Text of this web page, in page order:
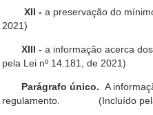
XII - a preservação do
2021)
XIII - a informação acerca
pela Lei nº 14.181, de 2021)
Parágrafo único. A
regulamento. (Incluído pela